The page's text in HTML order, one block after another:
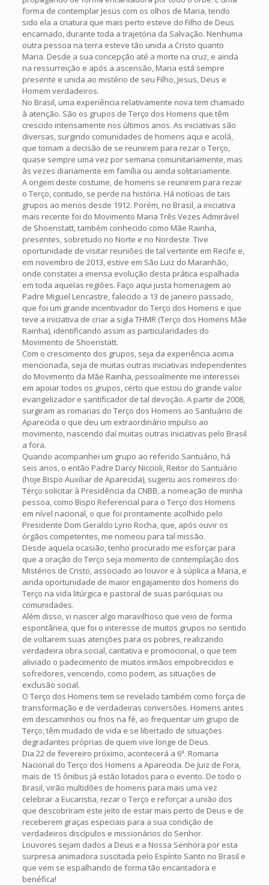
forma de contemplar Jesus com os olhos de Maria, tendo
sido ela a criatura que mais perto esteve do Filho de Deus
encarnado, durante toda a trajetória da Salvação. Nenhuma
outra pessoa na terra esteve tão unida a Cristo quanto
Maria. Desde a sua concepção até a morte na cruz, e ainda
na ressurreição e após a ascensão, Maria está sempre
presente e unida ao mistério de seu Filho, Jesus, Deus e
Homem verdadeiros.
No Brasil, uma experiência relativamente nova tem chamado
à atenção. São os grupos de Terço dos Homens que têm
crescido intensamente nos últimos anos. As iniciativas são
diversas, surgindo comunidades de homens aqui e acolá,
que tomam a decisão de se reunirem para rezar o Terço,
quase sempre uma vez por semana comunitariamente, mas
às vezes diariamente em família ou ainda solitariamente.
A origem deste costume, de homens se reunirem para rezar
o Terço, contudo, se perde na história. Há notícias de tais
grupos ao menos desde 1912. Porém, no Brasil, a iniciativa
mais recente foi do Movimento Maria Três Vezes Admirável
de Shoenstatt, também conhecido como Mãe Rainha,
presentes, sobretudo no Norte e no Nordeste. Tive
oportunidade de visitar reuniões de tal vertente em Recife e,
em novembro de 2013, estive em São Luiz do Maranhão,
onde constatei a imensa evolução desta prática espalhada
em toda aquelas regiões. Faço aqui justa homenagem ao
Padre Miguel Lencastre, falecido a 13 de janeiro passado,
que foi um grande incentivador do Terço dos Homens e que
teve a iniciativa de criar a sigla THMR (Terço dos Homens Mãe
Rainha), identificando assim as particularidades do
Movimento de Shoenstatt.
Com o crescimento dos grupos, seja da experiência acima
mencionada, seja de muitas outras iniciativas independentes
do Movimento da Mãe Rainha, pessoalmente me interessei
em apoiar todos os grupos, certo que estou do grande valor
evangelizador e santificador de tal devoção. A partir de 2008,
surgiram as romarias do Terço dos Homens ao Santuário de
Aparecida o que deu um extraordinário impulso ao
movimento, nascendo daí muitas outras iniciativas pelo Brasil
a fora.
Quando acompanhei um grupo ao referido Santuário, há
seis anos, o então Padre Darcy Niccioli, Reitor do Santuário
(hoje Bispo Auxiliar de Aparecida), sugeriu aos romeiros do
Terço solicitar à Presidência da CNBB, a nomeação de minha
pessoa, como Bispo Referencial para o Terço dos Homens
em nível nacional, o que foi prontamente acolhido pelo
Presidente Dom Geraldo Lyrio Rocha, que, após ouvir os
órgãos competentes, me nomeou para tal missão.
Desde aquela ocasião, tenho procurado me esforçar para
que a oração do Terço seja momento de contemplação dos
Mistérios de Cristo, associado ao louvor e à súplica a Maria, e
ainda oportunidade de maior engajamento dos homens do
Terço na vida litúrgica e pastoral de suas paróquias ou
comunidades.
Além disso, vi nascer algo maravilhoso que veio de forma
espontânea, que foi o interesse de muitos grupos no sentido
de voltarem suas atenções para os pobres, realizando
verdadeira obra social, caritativa e promocional, o que tem
aliviado o padecimento de muitos irmãos empobrecidos e
sofredores, vencendo, como podem, as situações de
exclusão social.
O Terço dos Homens tem se revelado também como força de
transformação e de verdadeiras conversões. Homens antes
em descaminhos ou frios na fé, ao frequentar um grupo de
Terço, têm mudado de vida e se libertado de situações
degradantes próprias de quem vive longe de Deus.
Dia 22 de fevereiro próximo, acontecerá a 6ª. Romaria
Nacional do Terço dos Homens a Aparecida. De Juiz de Fora,
mais de 15 ônibus já estão lotados para o evento. De todo o
Brasil, virão multidões de homens para mais uma vez
celebrar a Eucaristia, rezar o Terço e reforçar a união dos
que descobriram este jeito de estar mais perto de Deus e de
receberem graças especiais para a sua condição de
verdadeiros discípulos e missionários do Senhor.
Louvores sejam dados a Deus e a Nossa Senhora por esta
surpresa animadora suscitada pelo Espírito Santo no Brasil e
que vem se espalhando de forma tão encantadora e
benéfica!